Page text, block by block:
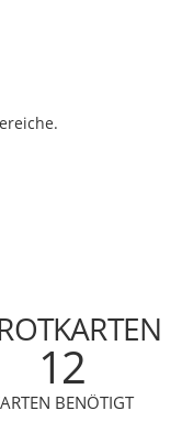
12
BENÖTIGT